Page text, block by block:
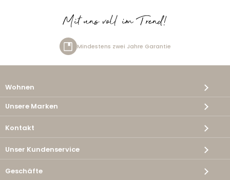
Mit uns voll im Trend!
zwei Jahre Garantie
Wohnen
Unsere Marken
Kontakt
Unser Kundenservice
Geschäfte